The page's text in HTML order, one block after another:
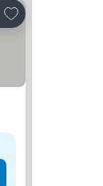
Hozzáadás a